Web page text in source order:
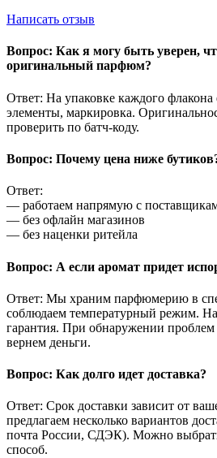
Написать отзыв
Вопрос: Как я могу быть уверен,
оригинальный парфюм?
Ответ: На упаковке каждого флакона
элементы, маркировка.
проверить по батч-коду.
Вопрос: Почему цена ниже
Ответ:
— работаем напрямую с
— без офлайн магазинов
— без наценки ритейла
Вопрос: А если аромат придет
Ответ: Мы храним парфюмерию в
соблюдаем температурный режим. На
гарантия. При обнаружении проблем
вернем деньги.
Вопрос: Как долго идет доставка?
Ответ: Срок доставки зависит от
предлагаем несколько вариантов
почта России, СДЭК). Можно
способ.